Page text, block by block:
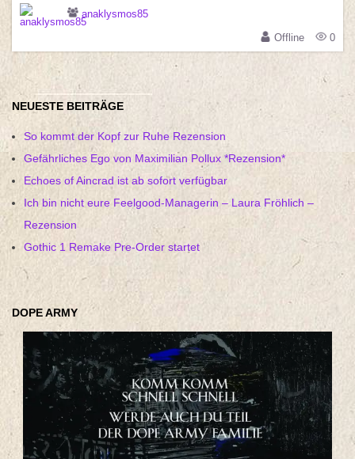
anaklysmos85
Offline
0
NEUESTE BEITRÄGE
So kommt der Kopf zur Ruhe Rezension
Gefährliches Ego von Maximilian Pollux *Rezension*
Echoes of Aincrad ist ab sofort verfügbar
Ich bin nicht eure Feelgood-Managerin – Laura Fröhlich –
Rezension
Gothic 1 Remake Pre-Order startet
DOPE ARMY